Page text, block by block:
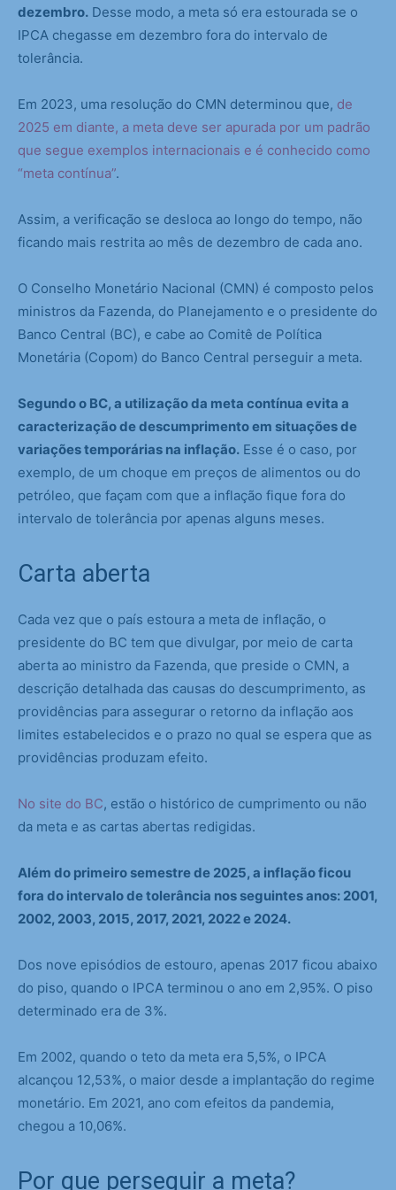
dezembro. Desse modo, a meta só era estourada se o
IPCA chegasse em dezembro fora do intervalo de
tolerância.
Em 2023, uma resolução do CMN determinou que, de
2025 em diante, a meta deve ser apurada por um padrão
que segue exemplos internacionais e é conhecido como
“meta contínua”.
Assim, a verificação se desloca ao longo do tempo, não
ficando mais restrita ao mês de dezembro de cada ano.
O Conselho Monetário Nacional (CMN) é composto pelos
ministros da Fazenda, do Planejamento e o presidente do
Banco Central (BC), e cabe ao Comitê de Política
Monetária (Copom) do Banco Central perseguir a meta.
Segundo o BC, a utilização da meta contínua evita a
caracterização de descumprimento em situações de
variações temporárias na inflação. Esse é o caso, por
exemplo, de um choque em preços de alimentos ou do
petróleo, que façam com que a inflação fique fora do
intervalo de tolerância por apenas alguns meses.
Carta aberta
Cada vez que o país estoura a meta de inflação, o
presidente do BC tem que divulgar, por meio de carta
aberta ao ministro da Fazenda, que preside o CMN, a
descrição detalhada das causas do descumprimento, as
providências para assegurar o retorno da inflação aos
limites estabelecidos e o prazo no qual se espera que as
providências produzam efeito.
No site do BC, estão o histórico de cumprimento ou não
da meta e as cartas abertas redigidas.
Além do primeiro semestre de 2025, a inflação ficou
fora do intervalo de tolerância nos seguintes anos: 2001,
2002, 2003, 2015, 2017, 2021, 2022 e 2024.
Dos nove episódios de estouro, apenas 2017 ficou abaixo
do piso, quando o IPCA terminou o ano em 2,95%. O piso
determinado era de 3%.
Em 2002, quando o teto da meta era 5,5%, o IPCA
alcançou 12,53%, o maior desde a implantação do regime
monetário. Em 2021, ano com efeitos da pandemia,
chegou a 10,06%.
Por que perseguir a meta?